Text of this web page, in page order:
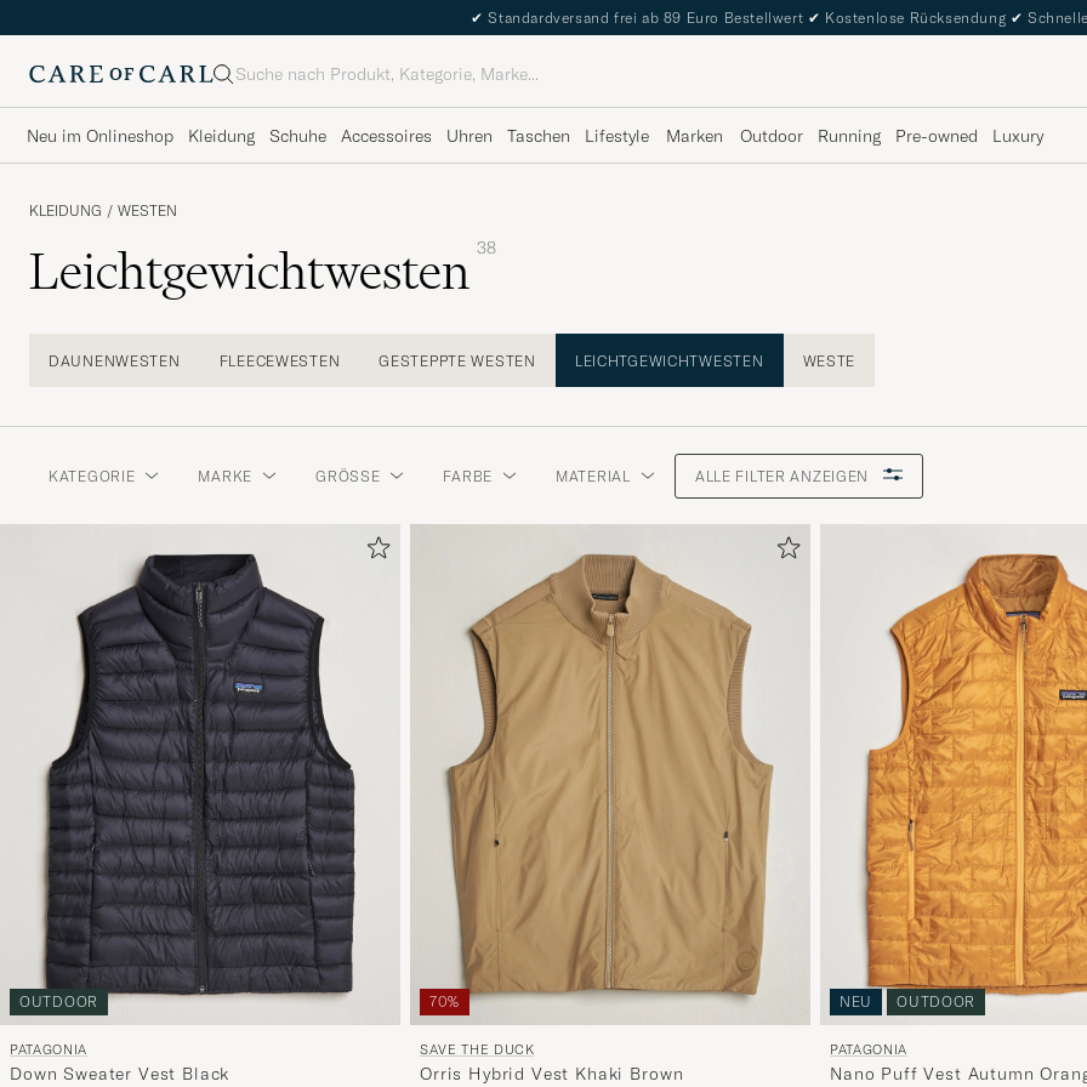
✔ Standardversand frei ab 89 Euro Bestellwert ✔ Kostenlose Rücksendung ✔
Suche
Neu im Onlineshop Kleidung Schuhe Accessoires Uhren Taschen Lifestyle Marken Outdoor Running Pre-owned Luxury
KLEIDUNG / WESTEN
Leichtgewichtwesten 38
DAUNENWESTEN FLEECEWESTEN GESTEPPTE WESTEN LEICHTGEWICHTWESTEN WESTE
KATEGORIE MARKE GRÖSSE FARBE MATERIAL ALLE FILTER ANZEIGEN
OUTDOOR
PATAGONIA
Down Sweater Vest Black
70%
SAVE THE DUCK
Orris Hybrid Vest Khaki Brown
NEU OUTDOOR
PATAGONIA
Nano Puff Vest Autumn